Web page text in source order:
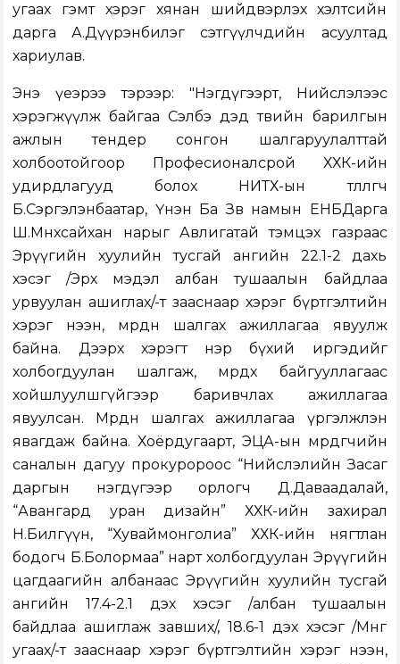
угаах гэмт хэрэг хянан шийдвэрлэх хэлтсийн
дарга А.Дүүрэнбилэг сэтгүүлчдийн асуултад
хариулав.
Энэ үеэрээ тэрээр: "Нэгдүгээрт, Нийслэлээс
хэрэгжүүлж байгаа Сэлбэ дэд төвийн барилгын
ажлын тендер сонгон шалгаруулалттай
холбоотойгоор Професионалсрой ХХК-ийн
удирдлагууд болох НИТХ-ын төлөөлөгч
Б.Сэргэлэнбаатар, Үнэн Ба Зөв намын ЕНБДарга
Ш.Мөнхсайхан нарыг Авлигатай тэмцэх газраас
Эрүүгийн хуулийн тусгай ангийн 22.1-2 дахь
хэсэг /Эрх мэдэл албан тушаалын байдлаа
урвуулан ашиглах/-т зааснаар хэрэг бүртгэлтийн
хэрэг нээн, мөрдөн шалгах ажиллагаа явуулж
байна. Дээрх хэрэгт нэр бүхий иргэдийг
холбогдуулан шалгаж, мөрдөх байгууллагаас
хойшлуулшгүйгээр баривчлах ажиллагаа
явуулсан. Мөрдөн шалгах ажиллагаа үргэлжлэн
явагдаж байна. Хоёрдугаарт, ЭЦА-ын мөрдөгчийн
саналын дагуу прокуророос “Нийслэлийн Засаг
даргын нэгдүгээр орлогч Д.Даваадалай,
“Авангард уран дизайн” ХХК-ийн захирал
Н.Билгүүн, “Хуваймонголиа” ХХК-ийн нягтлан
бодогч Б.Болормаа” нарт холбогдуулан Эрүүгийн
цагдаагийн албанаас Эрүүгийн хуулийн тусгай
ангийн 17.4-2.1 дэх хэсэг /албан тушаалын
байдлаа ашиглаж завших/, 18.6-1 дэх хэсэг /Мөнгө
угаах/-т зааснаар хэрэг бүртгэлтийн хэрэг нээн,